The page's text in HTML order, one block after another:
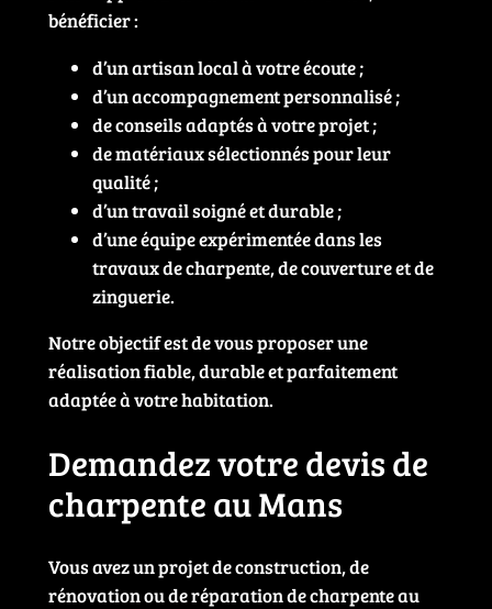
bénéficier :
d’un artisan local à votre écoute ;
d’un accompagnement personnalisé ;
de conseils adaptés à votre projet ;
de matériaux sélectionnés pour leur
qualité ;
d’un travail soigné et durable ;
d’une équipe expérimentée dans les
travaux de charpente, de couverture et de
zinguerie.
Notre objectif est de vous proposer une
réalisation fiable, durable et parfaitement
adaptée à votre habitation.
Demandez votre devis de
charpente au Mans
Vous avez un projet de construction, de
rénovation ou de réparation de charpente au